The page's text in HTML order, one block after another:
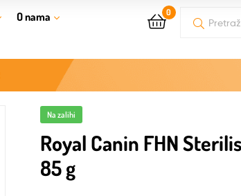
O nama 0
Na zalihi
Royal Canin FHN
85 g